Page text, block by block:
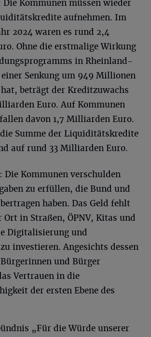
Kommunen müssen wieder
aufnehmen. Im
2024 waren es rund 2,4
Ohne die erstmalige Wirkung
in Rheinland-
Senkung um 949 Millionen
beträgt der Kreditzuwachs
Euro. Auf Kommunen
davon 1,7 Milliarden Euro.
Summe der Liquiditätskredite
auf rund 33 Milliarden Euro.
Die Kommunen verschulden
zu erfüllen, die Bund und
haben. Das Geld fehlt
in Straßen, ÖPNV, Kitas und
Digitalisierung und
investieren. Angesichts dessen
und Bürger
Vertrauen in die
der ersten Ebene des
„Für die Würde unserer